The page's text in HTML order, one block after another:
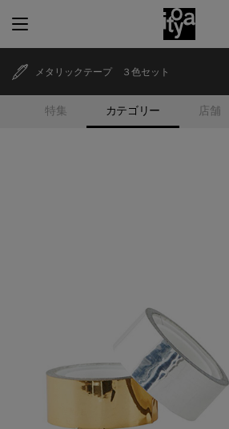
特集 カテゴリー 店舗
メタリックテープ ３色セット